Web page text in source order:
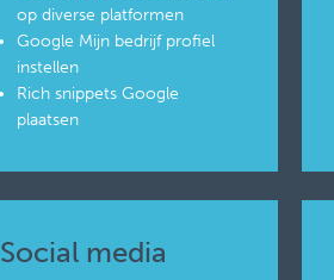
op diverse platformen
Google Mijn bedrijf profiel
instellen
Rich snippets Google
plaatsen
Social media